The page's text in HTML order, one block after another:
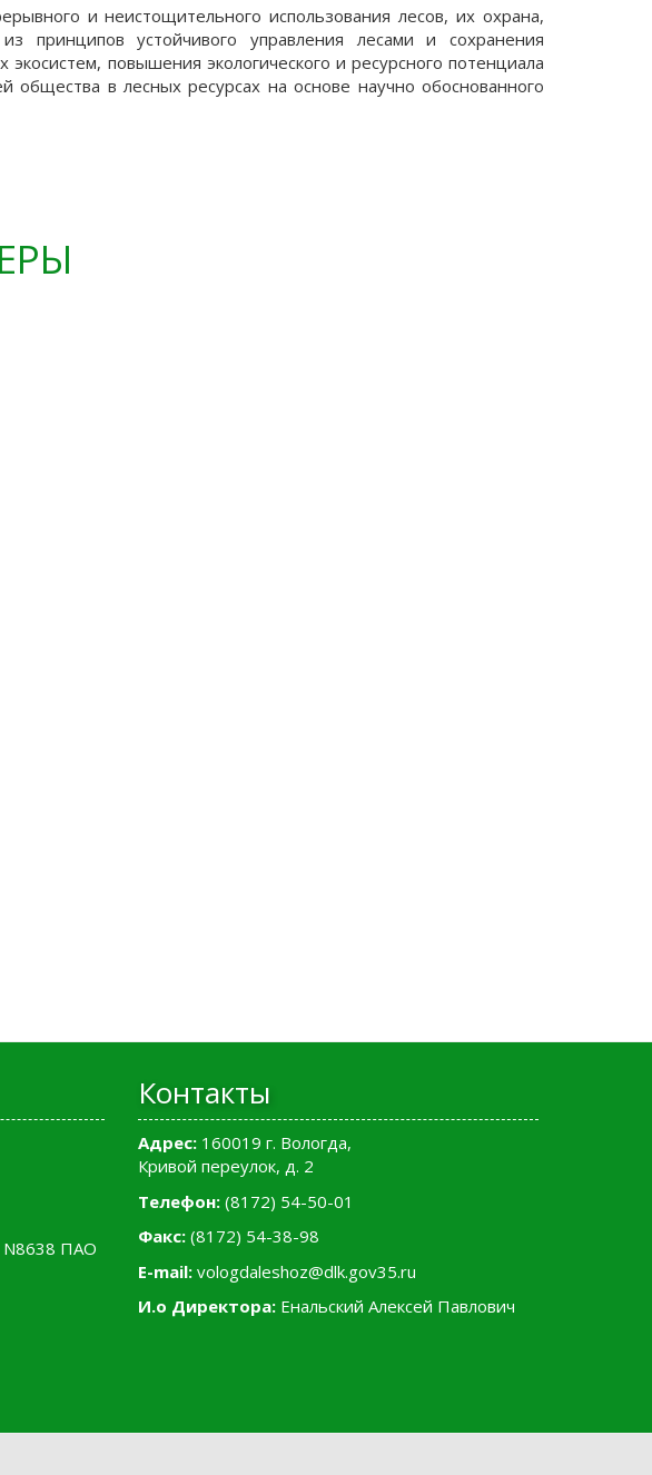
и неистощительного использования лесов, их охрана,
принципов устойчивого управления лесами и сохранения
экосистем, повышения экологического и ресурсного потенциала
общества в лесных ресурсах на основе научно обоснованного
ПАО
Контакты
Адрес: 160019 г. Вологда,
Кривой переулок, д. 2
Телефон: (8172) 54-50-01
Факс: (8172) 54-38-98
E-mail: vologdaleshoz@dlk.gov35.ru
И.о Директора: Енальский Алексей Павлович